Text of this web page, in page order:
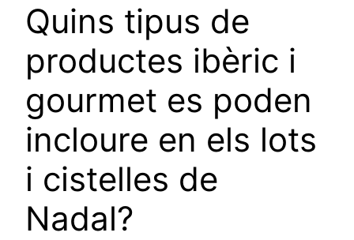
Quins tipus de
productes ibèric i
gourmet es poden
incloure en els lots
i cistelles de
Nadal?